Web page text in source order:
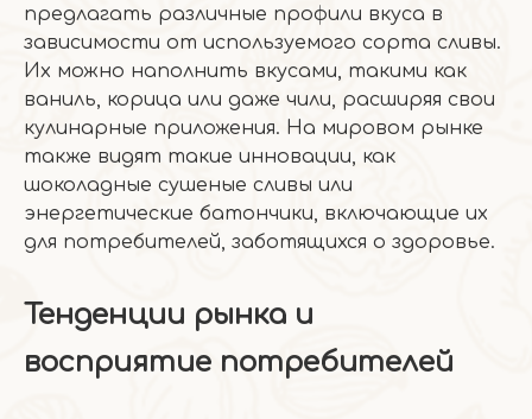
предлагать различные профили вкуса в
зависимости от используемого сорта сливы.
Их можно наполнить вкусами, такими как
ваниль, корица или даже чили, расширяя свои
кулинарные приложения. На мировом рынке
также видят такие инновации, как
шоколадные сушеные сливы или
энергетические батончики, включающие их
для потребителей, заботящихся о здоровье.
Тенденции рынка и
восприятие потребителей